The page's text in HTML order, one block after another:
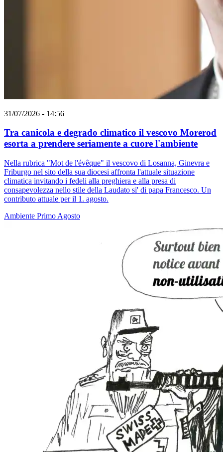
31/07/2026 - 14:56
Tra canicola e degrado climatico il vescovo Morerod
esorta a prendere seriamente a cuore l'ambiente
Nella rubrica "Mot de l'évêque" il vescovo di Losanna, Ginevra e
Friburgo nel sito della sua diocesi affronta l'attuale situazione
climatica invitando i fedeli alla preghiera e alla presa di
consapevolezza nello stile della Laudato si' di papa Francesco. Un
contributo attuale per il 1. agosto.
Ambiente Primo Agosto